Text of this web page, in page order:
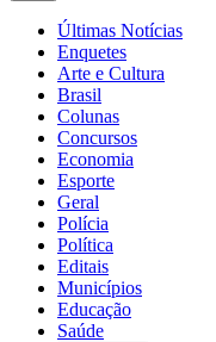
Últimas Notícias
Enquetes
Arte e Cultura
Brasil
Colunas
Concursos
Economia
Esporte
Geral
Polícia
Política
Editais
Municípios
Educação
Saúde